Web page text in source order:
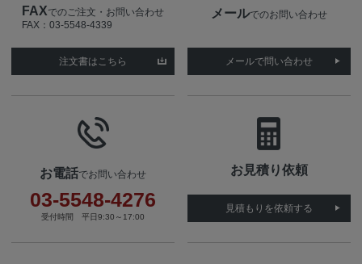
FAXでのご注文・お問い合わせ
FAX：03-5548-4339
注文書はこちら
メールでのお問い合わせ
メールで問い合わせ
お電話でお問い合わせ
03-5548-4276
受付時間 平日9:30～17:00
お見積り依頼
見積もりを依頼する